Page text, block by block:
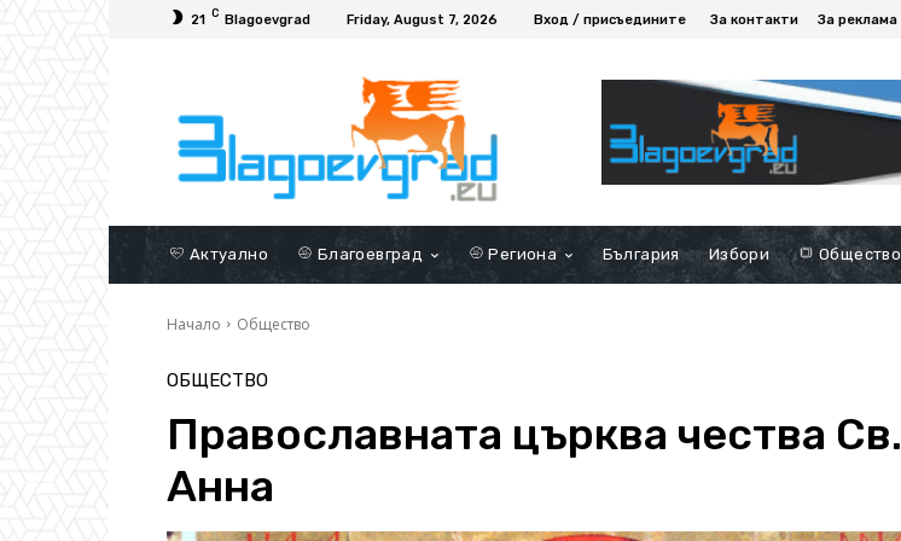
21 C Blagoevgrad Friday, August 7, 2026 Вход / присъедините За контакти За реклама
Актуално Благоевград Региона България Избори Общество
Начало Общество
ОБЩЕСТВО
Православната църква чества Св.
Анна